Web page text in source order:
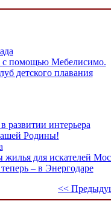
с помощью Мебелисимо.
детского плавания
развитии интерьера
Родины!
для искателей
– в Энергодаре
<<